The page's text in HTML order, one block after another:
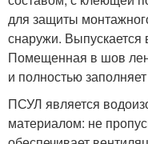
для защиты
снаружи. Выпускается
Помещенная в шов
и полностью
ПСУЛ является
материалом: не